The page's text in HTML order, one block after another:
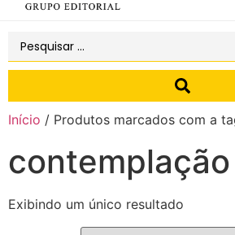
Início / Produtos marcados com a
contemplação
Exibindo um único resultado